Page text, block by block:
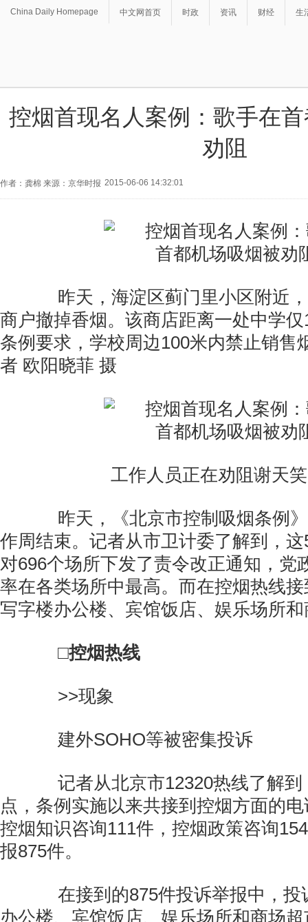
China Daily Homepage 中文网首页 时政 资讯 财经 生
控烟首现名人案例：歌手在
劝阻
作者：龚棉 来源：京华时报 2015-06-06 14:32:01
昨天，海淀区蓟门里小区附近，
商户撤掉香烟。该商店距离一处中学
条例要求，学校周边100米内禁止销售
者 欧阳晓菲 摄
工作人员正在劝阻谢天笑
昨天，《北京市控制吸烟条例》
作周结束。记者从市卫计委了解到，
对696个场所下发了责令改正通知，党
率在各类场所中最高。而在控烟热线
写字楼办公楼、宾馆饭店、娱乐场所
□控烟热线
>>现象
建外SOHO等被密集投诉
记者从北京市12320热线了解到
点，条例实施以来共接到控烟方面的
控烟知识咨询111件，控烟政策咨询
报875件。
在接到的875件投诉举报中，投
办公楼、宾馆饭店、娱乐场所和商场